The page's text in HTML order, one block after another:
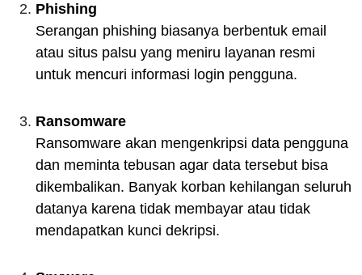
Phishing
Serangan phishing biasanya berbentuk email
atau situs palsu yang meniru layanan resmi
untuk mencuri informasi login pengguna.
Ransomware
Ransomware akan mengenkripsi data pengguna
dan meminta tebusan agar data tersebut bisa
dikembalikan. Banyak korban kehilangan seluruh
datanya karena tidak membayar atau tidak
mendapatkan kunci dekripsi.